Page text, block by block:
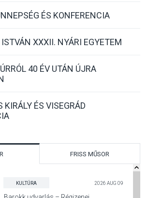
ÉS KONFERENCIA
ISTVÁN XXXII. NYÁRI EGYETEM
40 ÉV UTÁN ÚJRA
KIRÁLY ÉS VISEGRÁD
FRISS MŰSOR
KULTÚRA 2026 AUG 09